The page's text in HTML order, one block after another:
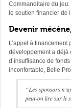
Commanditaire du
le soutien financier de
Devenir
L’appel à
développement a déjà
d’insuffisance de
inconfortable, Belle
“Les sponsors
peut-on lire sur le